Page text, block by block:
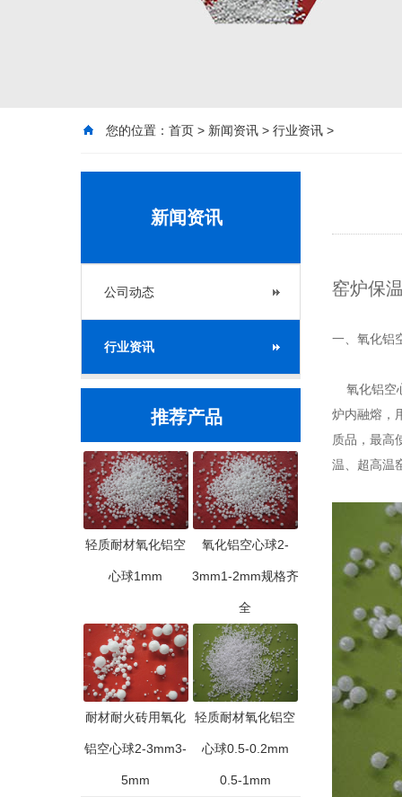
您的位置： 首页 > 新闻资讯 > 行业资讯 >
新闻资讯
公司动态
行业资讯
推荐产品
轻质耐材氧化铝空
心球1mm
氧化铝空心球2-
3mm1-2mm规格齐
全
耐材耐火砖用氧化
铝空心球2-3mm3-
5mm
轻质耐材氧化铝空
心球0.5-0.2mm
0.5-1mm
窑炉保
一、氧化铝
氧化铝空
炉内融熔，
质品，最高
温、超高温